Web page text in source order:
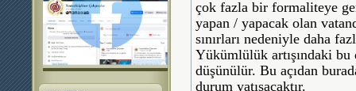
çok fazla bir formaliteye
yapan / yapacak olan
sınırları nedeniyle daha
Yükümlülük artışındaki
düşünülür. Bu açıdan
durum yatışacaktır.